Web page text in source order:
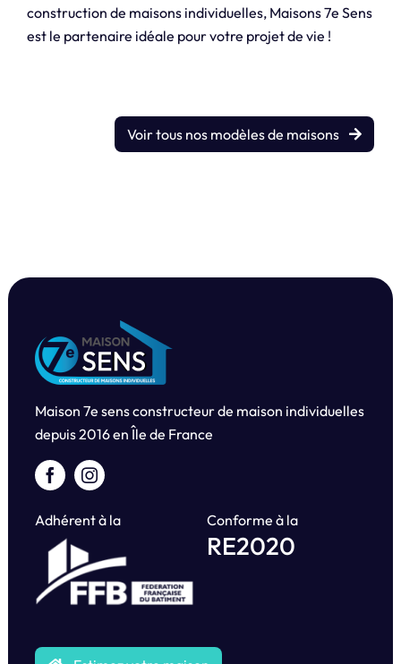
construction de maisons individuelles, Maisons 7e Sens
est le partenaire idéale pour votre projet de vie !
Voir tous nos modèles de maisons
Maison 7e sens constructeur de maison individuelles
depuis2016 en Île de France
Adhérent à la Conforme à la
RE2020